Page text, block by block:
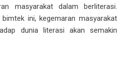
masyarakat dalam berliterasi.
ini, kegemaran masyarakat
dunia literasi akan semakin